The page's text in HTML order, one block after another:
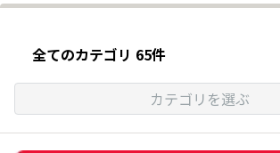
全てのカテゴリ 65件
カテゴリを選ぶ